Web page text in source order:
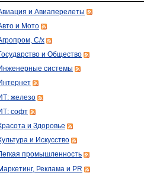
и Авиаперелеты
и Мото
С/х
и Общество
системы
железо
софт
и Здоровье
и Искусство
промышленность
Реклама и PR